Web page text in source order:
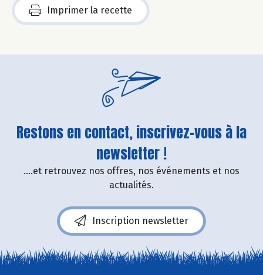
Imprimer la recette
Restons en contact, inscrivez-vous à la
newsletter !
....et retrouvez nos offres, nos événements et nos
actualités.
Inscription newsletter